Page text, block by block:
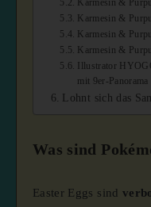
Karmesin &
Karmesin &
Karmesin &
Illustrator
mit 9er-Panorama
Lohnt sich das
Was sind
Easter Eggs sind